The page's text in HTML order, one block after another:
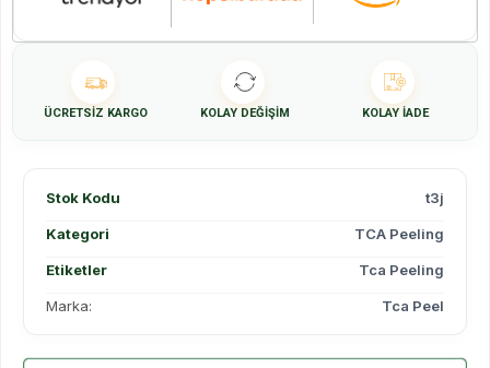
ÜCRETSIZ KARGO KOLAY DEĞIŞIM KOLAY İADE
Stok Kodu t3j
Kategori TCA Peeling
Etiketler Tca Peeling
Marka: Tca Peel